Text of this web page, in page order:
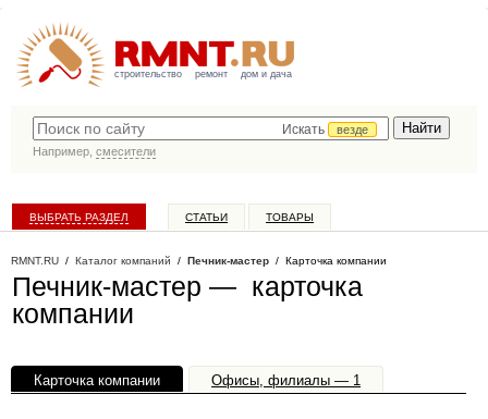
строительство ремонт дом и дача
Искать
везде
Например, смесители
ВЫБРАТЬ РАЗДЕЛ СТАТЬИ ТОВАРЫ
RMNT.RU / Каталог компаний / Печник-мастер / Карточка компании
Печник-мастер — карточка
компании
Карточка компании Офисы, филиалы — 1